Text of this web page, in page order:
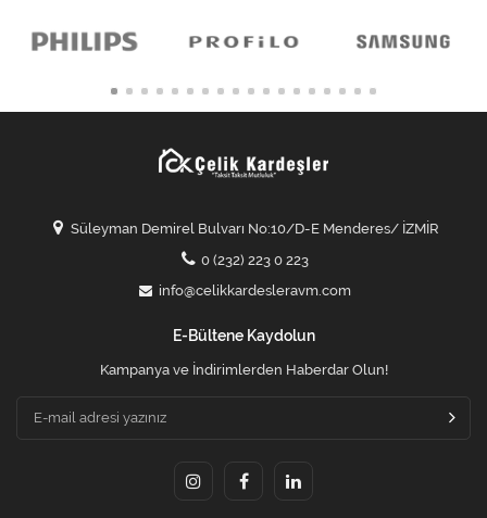
Süleyman Demirel Bulvarı No:10/D-E Menderes/ İZMİR
0 (232) 223 0 223
info@celikkardesleravm.com
E-Bültene Kaydolun
Kampanya ve İndirimlerden Haberdar Olun!